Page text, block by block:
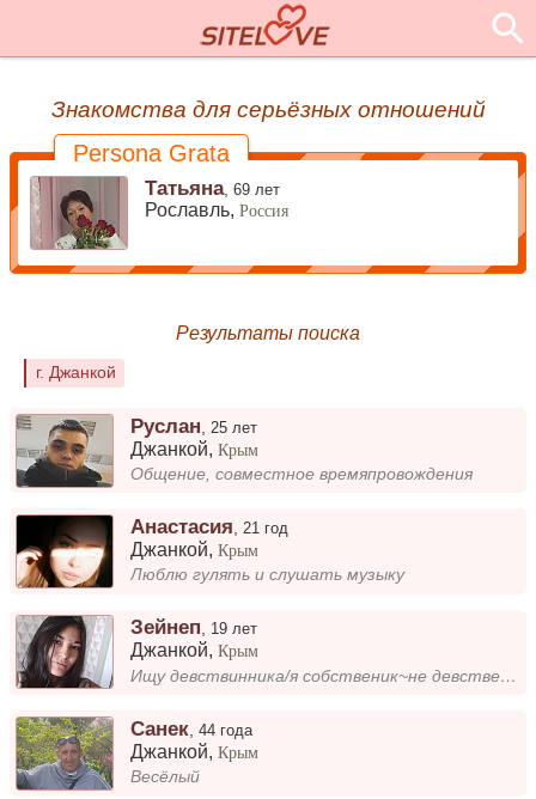
Знакомства для серьёзных отношений
Persona Grata
Татьяна,69 лет
Рославль,Россия
Результаты поиска
г. Джанкой
Руслан 25 лет
Джанкой,Крым
Общение, совместное времяпровождения
Анастасия 21 год
Джанкой,Крым
Люблю гулять и слушать музыку
Зейнеп, 19 лет
Джанкой,Крым
Ищу девствинника/я собственик~не девственница
Санек ,44 года
Джанкой,Крым
Весёлый